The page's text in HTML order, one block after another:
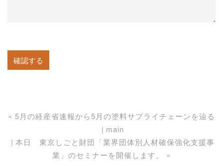
« 5月の経産省速報から5月の塗料サプライチェーンを辿る
main
本日 東京しごと財団「業界団体別人材確保強化支援事
業」のセミナーを開催します。
»